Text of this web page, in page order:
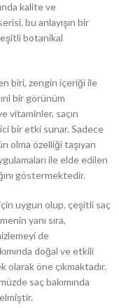
kalite ve
bu anlayışın bir
çeşitli botanikal
biri, zengin içeriği ile
bir görünüm
vitaminler, saçın
bir etki sunar. Sadece
olma özelliği taşıyan
ile elde edilen
göstermektedir.
uygun olup, çeşitli saç
yanı sıra,
de
doğal ve etkili
öne çıkmaktadır.
saç bakımında